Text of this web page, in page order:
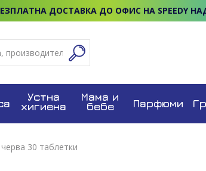
ДОСТАВКА ДО ОФИС НА SPEEDY
Устна
хигиена
Мама и
бебе Парфюми
30 таблетки